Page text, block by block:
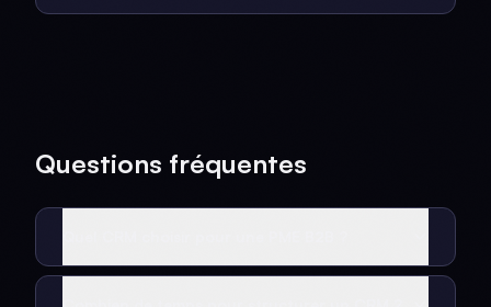
Questions fréquentes